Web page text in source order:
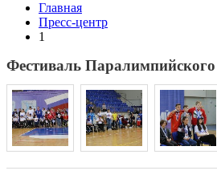
Главная
Пресс-центр
1
Фестиваль